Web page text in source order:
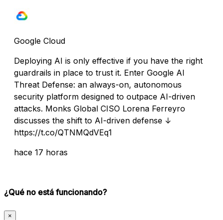
Google Cloud
Deploying AI is only effective if you have the right
guardrails in place to trust it. Enter Google AI
Threat Defense: an always-on, autonomous
security platform designed to outpace AI-driven
attacks. Monks Global CISO Lorena Ferreyro
discusses the shift to AI-driven defense ↓
https://t.co/QTNMQdVEq1
hace 17 horas
¿Qué no está funcionando?
×